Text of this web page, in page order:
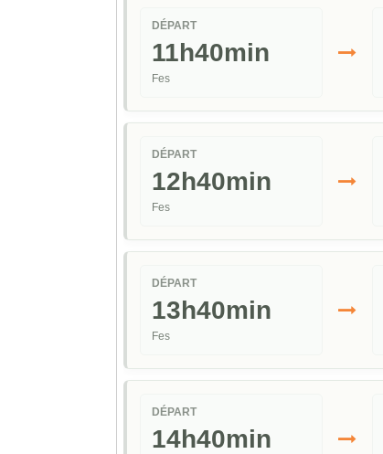
DÉPART
11h40min
Fes
DÉPART
12h40min
Fes
DÉPART
13h40min
Fes
DÉPART
14h40min